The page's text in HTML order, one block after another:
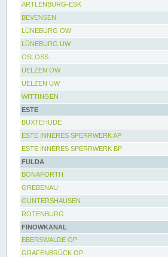
ARTLENBURG-ESK
BEVENSEN
LÜNEBURG OW
LÜNEBURG UW
OSLOSS
UELZEN OW
UELZEN UW
WITTINGEN
ESTE
BUXTEHUDE
ESTE INNERES SPERRWERK AP
ESTE INNERES SPERRWERK BP
FULDA
BONAFORTH
GREBENAU
GUNTERSHAUSEN
ROTENBURG
FINOWKANAL
EBERSWALDE OP
GRAFENBRÜCK OP